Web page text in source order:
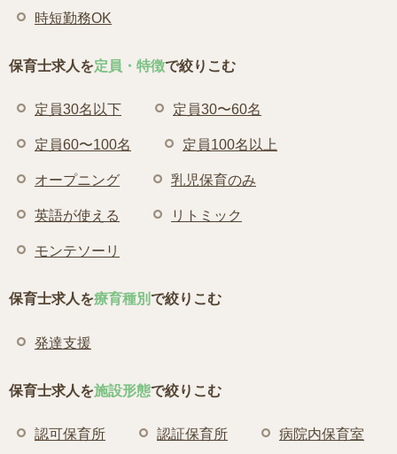
時短勤務OK
保育士求人を定員・特徴で絞りこむ
定員30名以下 定員30〜60名
定員60〜100名 定員100名以上
オープニング 乳児保育のみ
英語が使える リトミック
モンテソーリ
保育士求人を療育種別で絞りこむ
発達支援
保育士求人を施設形態で絞りこむ
認可保育所 認証保育所 病院内保育室